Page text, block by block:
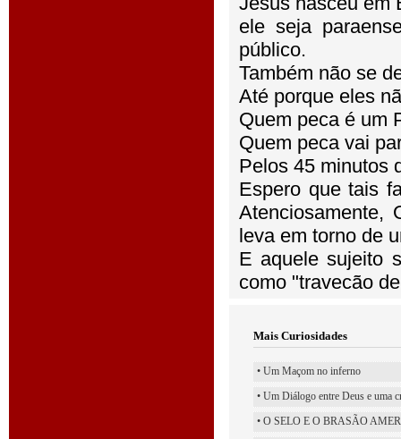
ele seja
público.
Também não se
Até porque eles
Quem peca é um
Quem peca vai
Pelos 45 minutos
Espero que tais
Atenciosamente,
leva em torno de
E aquele sujeito
como "travecão
Mais Curiosidades
• Um Maçom no inferno
• Um Diálogo entre Deus e uma
• O SELO E O BRASÃO